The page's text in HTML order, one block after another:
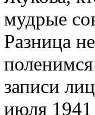
мудрые
Разница
записи
июля 1941